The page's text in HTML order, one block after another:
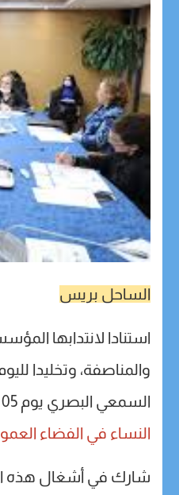
الساحل بريس
استنادا لانتدابها
والمناصفة، وتخليدا
السمعي البصري يوم 05 مارس 2021 ورشة عمل حول موضوع “
النساء في الفضاء
شارك في أشغال هذه